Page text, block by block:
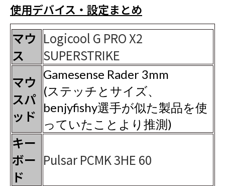
使用デバイス・設定まとめ
マウ
ス
Logicool G PRO X2
SUPERSTRIKE
マウ
スパ
ッド
Gamesense Rader 3mm
(ステッチとサイズ、
benjyfishy選手が似た製品を使
っていたことより推測)
キー
ボー
ド
Pulsar PCMK 3HE 60